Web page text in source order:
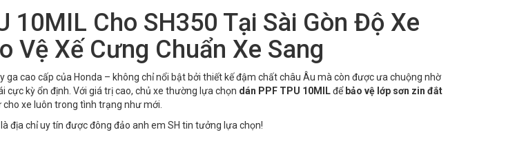
10MIL Cho SH350 Tại Sài Gòn Độ Xe
Vệ Xế Cưng Chuẩn Xe Sang
ga cao cấp của Honda – không chỉ nổi bật bởi thiết kế đậm chất châu Âu mà còn được ưa chuộng nhờ
cực kỳ ổn định. Với giá trị cao, chủ xe thường lựa chọn dán PPF TPU 10MILđể bảo vệ lớp sơn zin đắt
cho xe luôn trong tình trạng như mới.
địa chỉ uy tín được đông đảo anh em SH tin tưởng lựa chọn!